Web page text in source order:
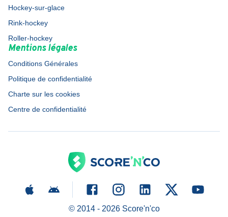
Hockey-sur-glace
Rink-hockey
Roller-hockey
Mentions légales
Conditions Générales
Politique de confidentialité
Charte sur les cookies
Centre de confidentialité
© 2014 - 2026Score'n'co